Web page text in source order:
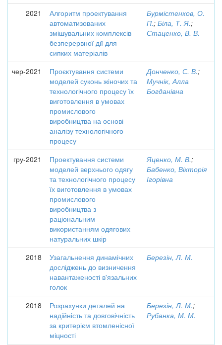
2021
Алгоритм проектування
автоматизованих
змішувальних комплексів
безперервної дії для
сипких матеріалів
Бурмістенков, О.
П.; Біла, Т. Я.;
Стаценко, В. В.
чер-2021
Проєктування системи
моделей суконь жіночих та
технологічного процесу їх
виготовлення в умовах
промислового
виробництва на основі
аналізу технологічного
процесу
Донченко, С. В.;
Мучнік, Алла
Богданівна
гру-2021
Проектування системи
моделей верхнього одягу
та технологічного процесу
їх виготовлення в умовах
промислового
виробництва з
раціональним
використанням одягових
натуральних шкір
Яценко, М. В.;
Бабенко, Вікторія
Ігорівна
2018
Узагальнення динамічних
досліджень до визничення
навантаженості в'язальних
голок
Березін, Л. М.
2018
Розрахунки деталей на
надійність та довговічність
за критерієм втомленісної
міцності
Березін, Л. М.;
Рубанка, М. М.